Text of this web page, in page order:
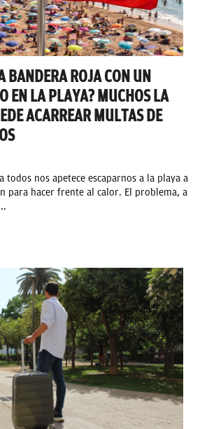
BANDERA ROJA CON UN
EN LA PLAYA? MUCHOS LA
ACARREAR MULTAS DE
todos nos apetece escaparnos a la playa a
para hacer frente al calor. El problema, a